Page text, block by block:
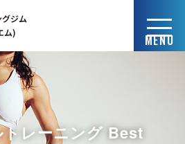
ジム
ム)
MENU
レーニング Best